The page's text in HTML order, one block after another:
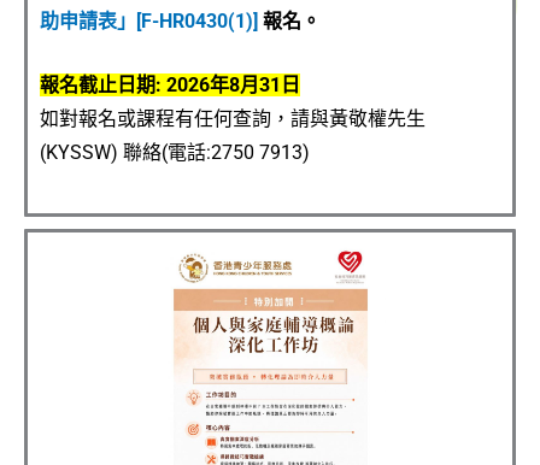
助申請表」[F-HR0430(1)] 報名。
報名截止日期: 2026年8月31日
如對報名或課程有任何查詢，請與黃敬權先生
(KYSSW) 聯絡(電話:2750 7913)